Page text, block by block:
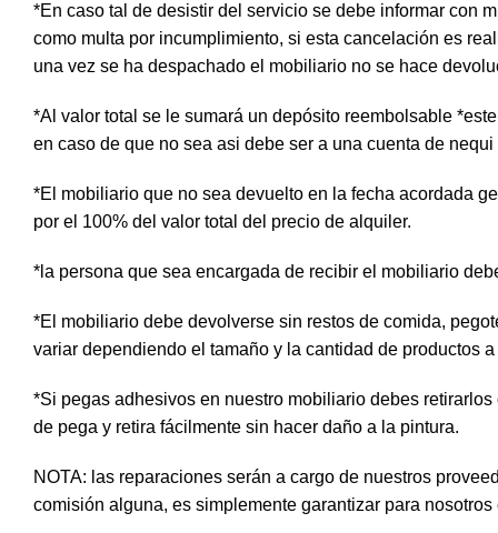
*En caso tal de desistir del servicio se debe informar con
como multa por incumplimiento, si esta cancelación es
una vez se ha despachado el mobiliario no se hace
*Al valor total se le sumará un depósito reembolsable
en caso de que no sea asi debe ser a una cuenta de
*El mobiliario que no sea devuelto en la fecha acordada
por el 100% del valor total del precio de alquiler.
*la persona que sea encargada de recibir el mobiliario
*El mobiliario debe devolverse sin restos de comida,
variar dependiendo el tamaño y la cantidad de productos a
*Si pegas adhesivos en nuestro mobiliario debes
de pega y retira fácilmente sin hacer daño a la pintura.
NOTA: las reparaciones serán a cargo de nuestros
comisión alguna, es simplemente garantizar para